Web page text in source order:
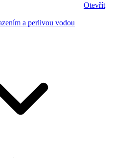
Otevřít
a perlivou vodou